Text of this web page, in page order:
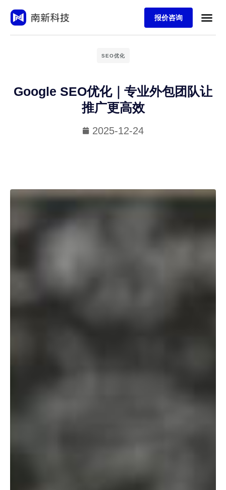
报价咨询
SEO优化
Google SEO优化｜专业外包团队让
推广更高效
2025-12-24